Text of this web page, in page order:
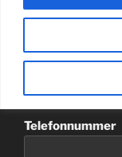
Deine E-Mail-
Telefonnummer